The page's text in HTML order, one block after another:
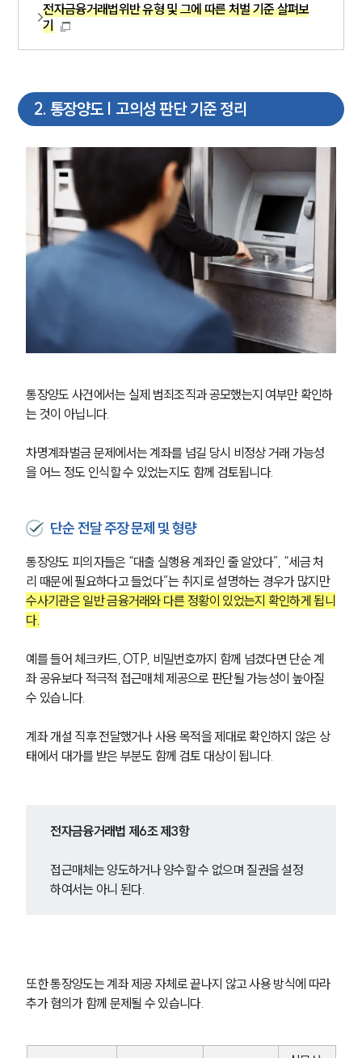
전자금융거래법위반 유형 및 그에 따른 처벌 기준 살펴보
기
2. 통장양도 | 고의성 판단 기준 정리
통장양도 사건에서는 실제 범죄조직과 공모했는지 여부만 확인하
는 것이 아닙니다.
차명계좌벌금 문제에서는 계좌를 넘길 당시 비정상 거래 가능성
을 어느 정도 인식할 수 있었는지도 함께 검토됩니다.
단순 전달 주장 문제 및 형량
통장양도 피의자들은 “대출 실행용 계좌인 줄 알았다”, “세금 처
리 때문에 필요하다고 들었다”는 취지로 설명하는 경우가 많지만
수사기관은 일반 금융거래와 다른 정황이 있었는지 확인하게 됩니
다.
예를 들어 체크카드, OTP, 비밀번호까지 함께 넘겼다면 단순 계
좌 공유보다 적극적 접근매체 제공으로 판단될 가능성이 높아질
수 있습니다.
계좌 개설 직후 전달했거나 사용 목적을 제대로 확인하지 않은 상
태에서 대가를 받은 부분도 함께 검토 대상이 됩니다.
전자금융거래법 제6조 제3항
접근매체는 양도하거나 양수할 수 없으며 질권을 설정
하여서는 아니 된다.
또한 통장양도는 계좌 제공 자체로 끝나지 않고 사용 방식에 따라
추가 혐의가 함께 문제될 수 있습니다.